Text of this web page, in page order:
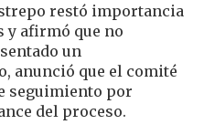
restó importancia
y afirmó que no
un
anunció que el comité
seguimiento por
del proceso.